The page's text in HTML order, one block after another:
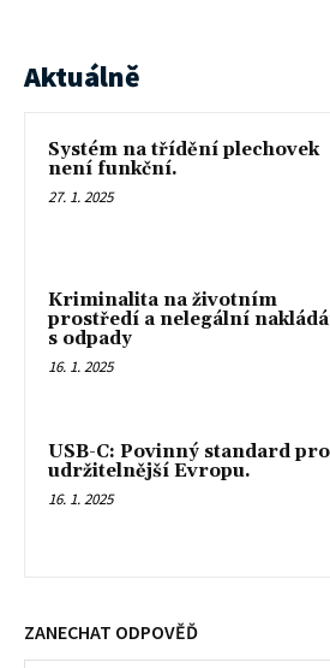
Aktuálně
Systém na třídění plechovek
není funkční.
27. 1. 2025
Kriminalita na životním
prostředí a nelegální
s odpady
16. 1. 2025
USB-C: Povinný standard pro
udržitelnější Evropu.
16. 1. 2025
ZANECHAT ODPOVĚĎ